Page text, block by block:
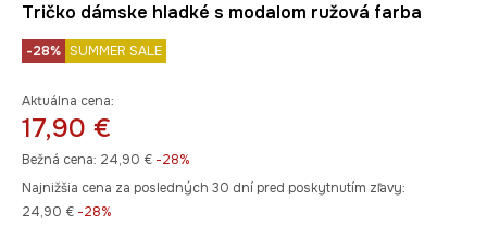
Tričko dámske hladké s modalom ružová farba
-28% SUMMER SALE
Aktuálna cena:
17,90 €
Bežná cena: 24,90 € -28%
Najnižšia cena za posledných 30 dní pred poskytnutím zľavy:
24,90 € -28%